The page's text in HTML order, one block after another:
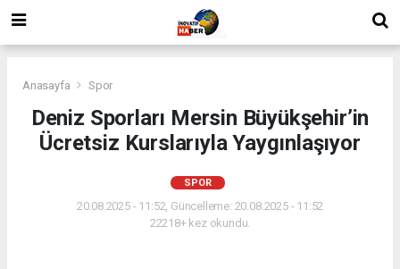
Anasayfa Spor
Deniz Sporları Mersin Büyükşehir’in
Ücretsiz Kurslarıyla Yaygınlaşıyor
SPOR
20.08.2025 - 11:52, Güncelleme: 20.08.2025 - 11:52
22218+ kez okundu.